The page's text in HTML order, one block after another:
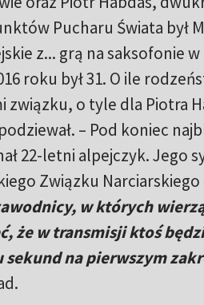
Pucharu Świata był
z... grą na saksofonie
roku był 31. O ile
o tyle dla Piotra
– Pod koniec
22-letni alpejczyk. Jego
Związku
w których
że w transmisji ktoś
sekund na pierwszym